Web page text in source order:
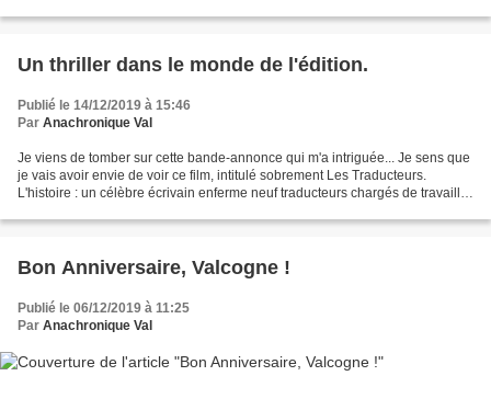
Un thriller dans le monde de l'édition.
Publié le 14/12/2019 à 15:46
Par Anachronique Val
Je viens de tomber sur cette bande-annonce qui m'a intriguée... Je sens que
je vais avoir envie de voir ce film, intitulé sobrement Les Traducteurs.
L'histoire : un célèbre écrivain enferme neuf traducteurs chargés de travailler
Bon Anniversaire, Valcogne !
Publié le 06/12/2019 à 11:25
Par Anachronique Val